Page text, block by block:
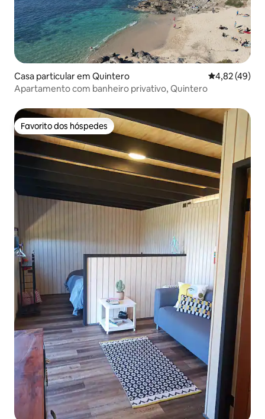
Casa particular em Quintero Classificação
4,82 (49)
Apartamento com banheiro privativo, Quintero
Favorito dos hóspedes
Favorito dos hóspedes